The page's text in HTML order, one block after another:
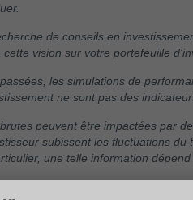
de conseils en
vision sur votre portefeuille
les simulations de
ne sont pas des
peuvent être impactées par
subissent les fluctuations
une telle information